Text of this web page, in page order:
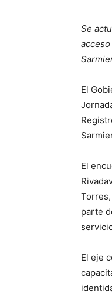
Se
El
El
parte
El eje